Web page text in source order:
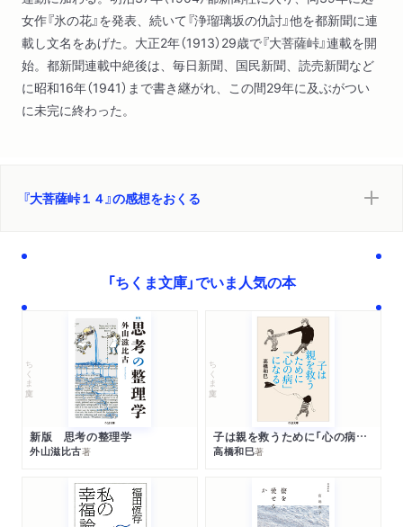
女作『氷の花』を発表、続いて『浄瑠璃坂の仇討』他を都新聞に連
載し文名をあげた。大正2年（1913）29歳で『大菩薩峠』連載を開
始。都新聞連載中絶後は、毎日新聞、国民新聞、読売新聞など
に昭和16年（1941）まで書き継がれ、この間29年に及ぶがつい
に未完に終わった。
『大菩薩峠１４』の感想をおくる
「ちくま文庫」でいま人気の本
ちくま文庫
新版 思考の整理学
外山滋比古著
ちくま文庫
子は親を救うために「心の病」になる
高橋和巳著